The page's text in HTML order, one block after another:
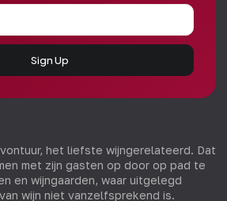
Sign Up
het liefste wijngerelateerd. Dat
met zijn gasten op door op pad te
en wijngaarden, waar uitgelegd
wijn niet vanzelfsprekend is.